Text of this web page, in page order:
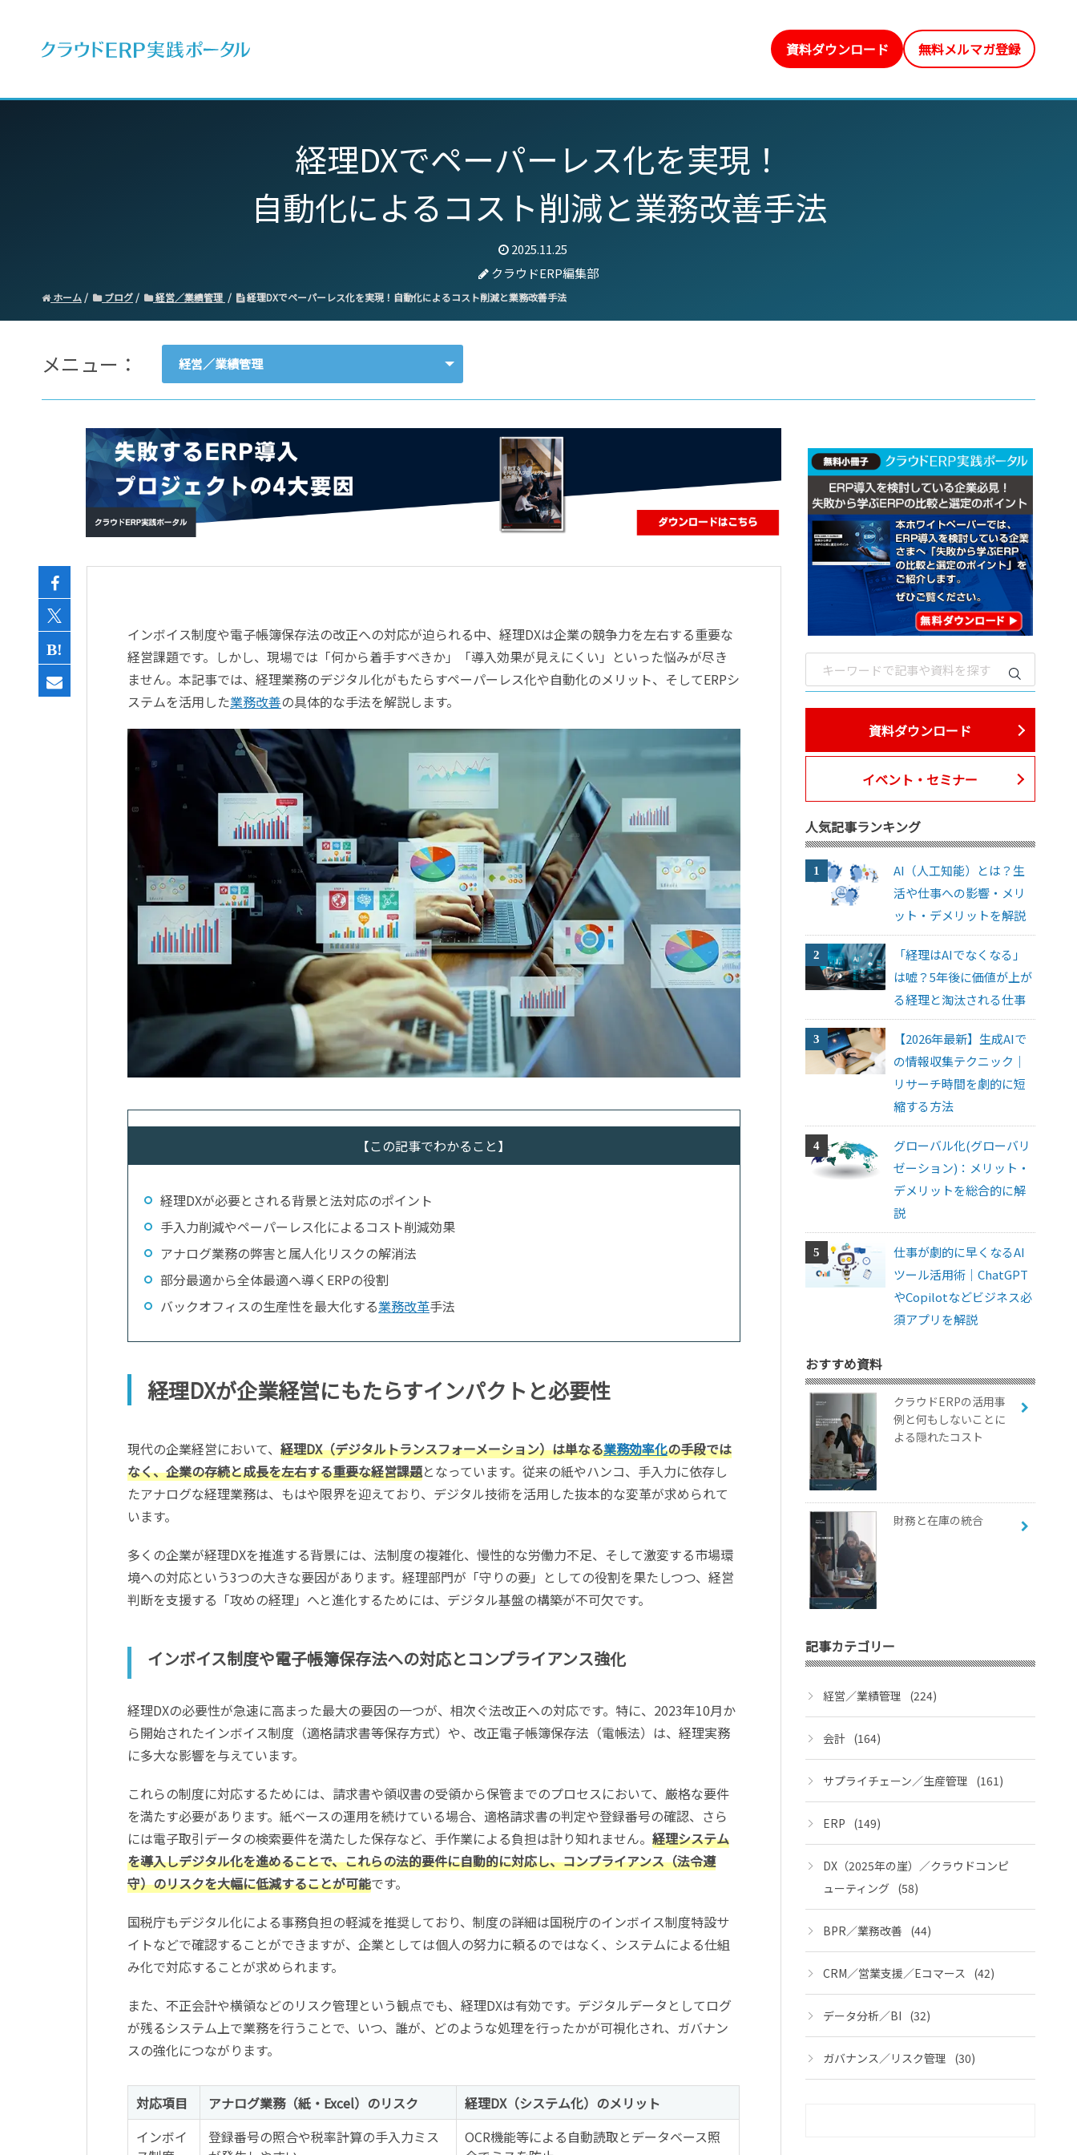
資料ダウンロード 無料メルマガ登録
経理DXでペーパーレス化を実現！
自動化によるコスト削減と業務改善手法
2025.11.25
クラウドERP編集部
ホーム ブログ 経営／業績管理 経理DXでペーパーレス化を実現！自動化によるコスト削減と業務改善手法
メニュー： 経営／業績管理
会計
経営／業績管理
サプライチェーン／生産管理
CRM／営業支援／Eコマース
データ分析／BI
インボイス制度や電子帳簿保存法の改正への対応が迫られる中、経理DXは企業の競争力を左右する重要な
経営課題です。しかし、現場では「何から着手すべきか」「導入効果が見えにくい」といった悩みが尽き
ません。本記事では、経理業務のデジタル化がもたらすペーパーレス化や自動化のメリット、そしてERPシ
ステムを活用した業務改善の具体的な手法を解説します。
【この記事でわかること】
経理DXが必要とされる背景と法対応のポイント
手入力削減やペーパーレス化によるコスト削減効果
アナログ業務の弊害と属人化リスクの解消法
部分最適から全体最適へ導くERPの役割
バックオフィスの生産性を最大化する業務改革手法
経理DXが企業経営にもたらすインパクトと必要性
現代の企業経営において、 経理DX（デジタルトランスフォーメーション）は単なる業務効率化の手段では
なく、企業の存続と成長を左右する重要な経営課題となっています。従来の紙やハンコ、手入力に依存し
たアナログな経理業務は、もはや限界を迎えており、デジタル技術を活用した抜本的な変革が求められて
います。
多くの企業が経理DXを推進する背景には、法制度の複雑化、慢性的な労働力不足、そして激変する市場環
境への対応という3つの大きな要因があります。経理部門が「守りの要」としての役割を果たしつつ、経営
判断を支援する「攻めの経理」へと進化するためには、デジタル基盤の構築が不可欠です。
インボイス制度や電子帳簿保存法への対応とコンプライアンス強化
経理DXの必要性が急速に高まった最大の要因の一つが、相次ぐ法改正への対応です。特に、2023年10月か
ら開始されたインボイス制度（適格請求書等保存方式）や、改正電子帳簿保存法（電帳法）は、経理実務
に多大な影響を与えています。
これらの制度に対応するためには、請求書や領収書の受領から保管までのプロセスにおいて、厳格な要件
を満たす必要があります。紙ベースの運用を続けている場合、適格請求書の判定や登録番号の確認、さら
には電子取引データの検索要件を満たした保存など、手作業による負担は計り知れません。 経理システム
を導入しデジタル化を進めることで、これらの法的要件に自動的に対応し、コンプライアンス（法令遵
守）のリスクを大幅に低減することが可能です。
国税庁もデジタル化による事務負担の軽減を推奨しており、制度の詳細は国税庁のインボイス制度特設サ
イトなどで確認することができますが、企業としては個人の努力に頼るのではなく、システムによる仕組
み化で対応することが求められます。
また、不正会計や横領などのリスク管理という観点でも、経理DXは有効です。デジタルデータとしてログ
が残るシステム上で業務を行うことで、いつ、誰が、どのような処理を行ったかが可視化され、ガバナン
スの強化につながります。
対応項目 アナログ業務（紙・Excel）のリスク
経理DX（システム化）のメリット
インボイ
登録番号の照合や税率計算の手入力ミス
OCR機能等による自動読取とデータベース照
資料ダウンロード
イベント・セミナー
人気記事ランキング
AI（人工知能）とは？生
活や仕事への影響・メリ
ット・デメリットを解説
「経理はAIでなくなる」
は嘘？5年後に価値が上が
る経理と淘汰される仕事
【2026年最新】生成AIで
の情報収集テクニック｜
リサーチ時間を劇的に短
縮する方法
グローバル化(グローバリ
ゼーション)：メリット・
デメリットを総合的に解
説
仕事が劇的に早くなるAI
ツール活用術｜ChatGPT
やCopilotなどビジネス必
須アプリを解説
おすすめ資料
クラウドERPの活用事
例と何もしないことに
よる隠れたコスト
財務と在庫の統合
記事カテゴリー
経営／業績管理 (224)
会計 (164)
サプライチェーン／生産管理 (161)
ERP (149)
DX（2025年の崖）／クラウドコンピ
ューティング (58)
BPR／業務改善 (44)
CRM／営業支援／Eコマース (42)
データ分析／BI (32)
ガバナンス／リスク管理 (30)